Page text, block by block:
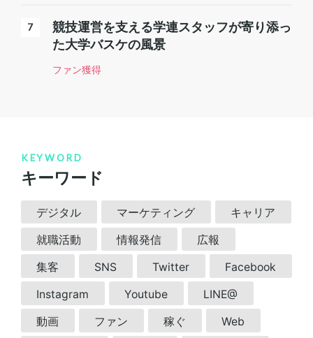
競技運営を支える学連スタッフが寄り添っ
た大学バスケの風景
ファン獲得
KEYWORD
キーワード
デジタル マーケティング キャリア
就職活動 情報発信 広報
集客 SNS Twitter Facebook
Instagram Youtube LINE@
動画 ファン 稼ぐ Web